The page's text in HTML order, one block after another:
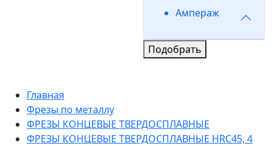
Ампераж
Подобрать
Главная
Фрезы по металлу
ФРЕЗЫ КОНЦЕВЫЕ ТВЕРДОСПЛАВНЫЕ
ФРЕЗЫ КОНЦЕВЫЕ ТВЕРДОСПЛАВНЫЕ HRC45, 4